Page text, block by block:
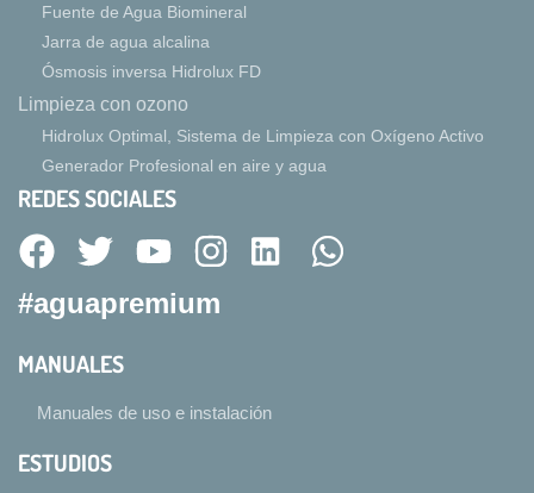
Fuente de Agua Biomineral
Jarra de agua alcalina
Ósmosis inversa Hidrolux FD
Limpieza con ozono
Hidrolux Optimal, Sistema de Limpieza con Oxígeno Activo
Generador Profesional en aire y agua
REDES SOCIALES
#aguapremium
MANUALES
Manuales de uso e instalación
ESTUDIOS